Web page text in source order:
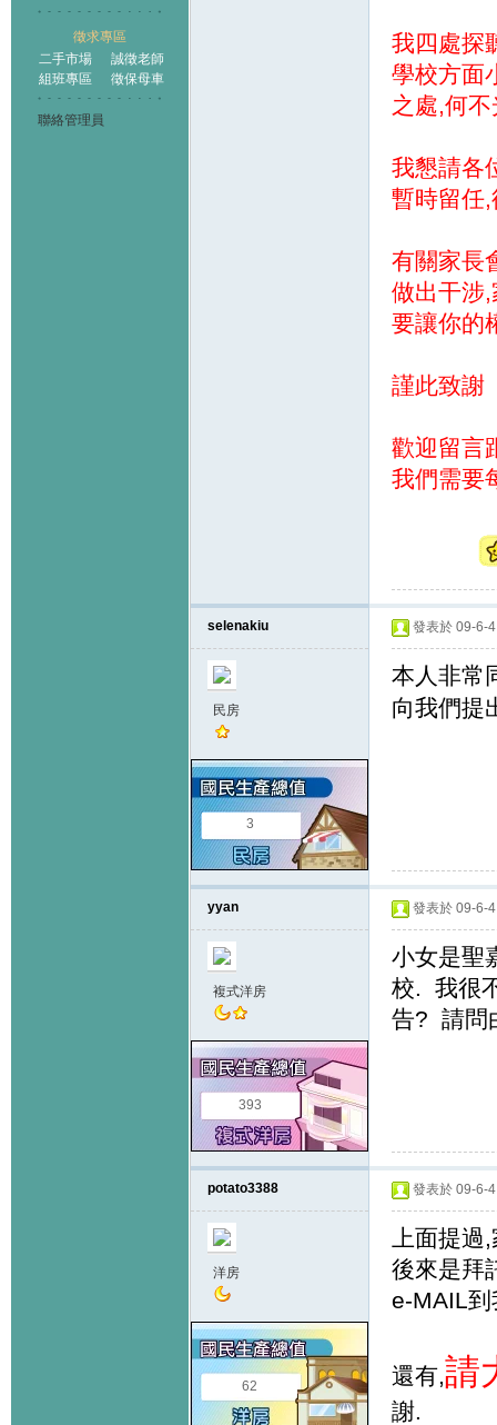
徵求專區
二手市場
誠徵老師
組班專區
徵保母車
聯絡管理員
我四處探
學校方面
之處,何
我懇請各
暫時留任
有關家長
做出干涉
要讓你的
謹此致謝
歡迎留言
我們需要
selenakiu
民房
3
發表於 09-6-
本人非常
向我們提
yyan
複式洋房
393
發表於 09-6-
小女是聖
校. 我很
告? 請問
potato3388
洋房
62
發表於 09-6-
上面提
後來是拜
e-MAIL到
還有,請
謝.